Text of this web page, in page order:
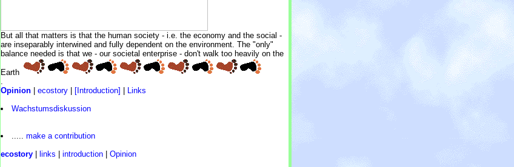
But all that matters is that the human society - i.e. the economy and the social -
are inseparably interwined and fully dependent on the environment. The "only"
balance needed is that we - our societal enterprise - don't walk too heavily on the
Earth
.
Opinion
ecostory [Introduction]
Links
Wachstumsdiskussion
..... make a contribution
ecostory
links introduction
Opinion